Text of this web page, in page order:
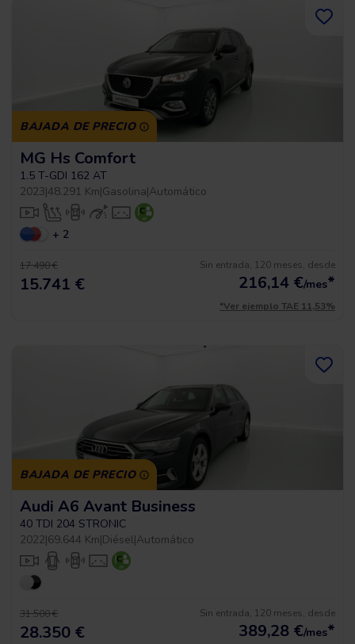
BAJADA DE PRECIO
MG Hs Comfort
1.5 T-GDI 162 AT
2023|48.291 Km|Gasolina|Automático
+ 2
17.490 €
15.741 €
Sin entrada, 120 meses, desde
216,14 €/mes*
*Ver ejemplo TAE 11,53%
BAJADA DE PRECIO
Audi A6 Avant Business
40 TDI 204 STRONIC
2022|69.644 Km|Diésel|Automático
31.500 €
28.350 €
Sin entrada, 120 meses, desde
389,28 €/mes*